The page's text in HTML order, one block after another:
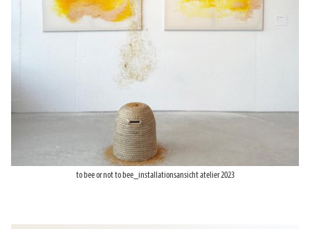
to bee or not to bee_installationsansicht atelier 2023